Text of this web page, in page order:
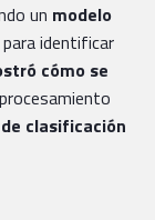
un modelo
para identificar
cómo se
clasificación